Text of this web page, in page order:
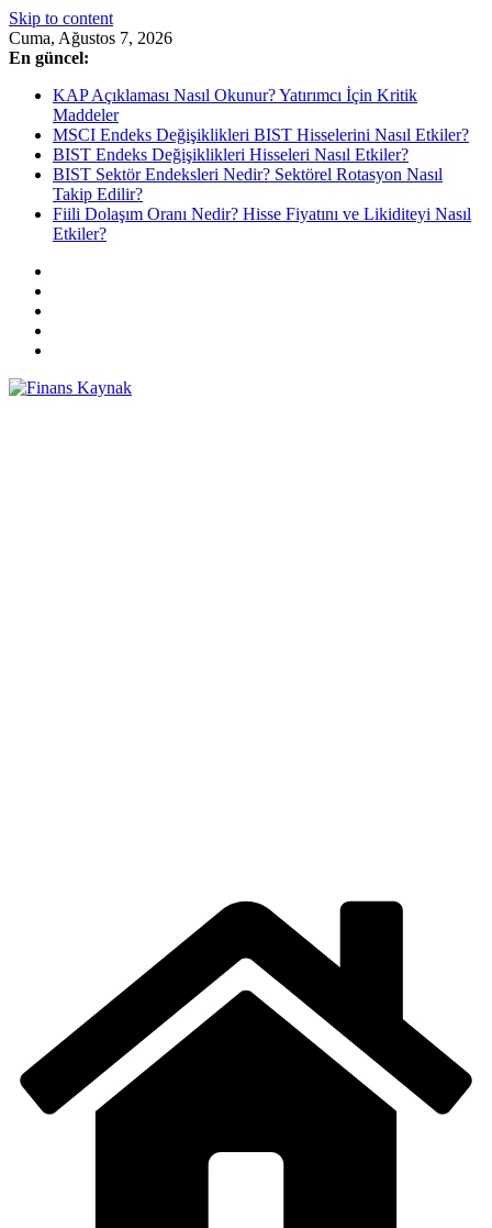
Skip to content
Cuma, Ağustos 7, 2026
En güncel:
KAP Açıklaması Nasıl Okunur? Yatırımcı İçin Kritik
Maddeler
MSCI Endeks Değişiklikleri BIST Hisselerini Nasıl Etkiler?
BIST Endeks Değişiklikleri Hisseleri Nasıl Etkiler?
BIST Sektör Endeksleri Nedir? Sektörel Rotasyon Nasıl
Takip Edilir?
Fiili Dolaşım Oranı Nedir? Hisse Fiyatını ve Likiditeyi Nasıl
Etkiler?